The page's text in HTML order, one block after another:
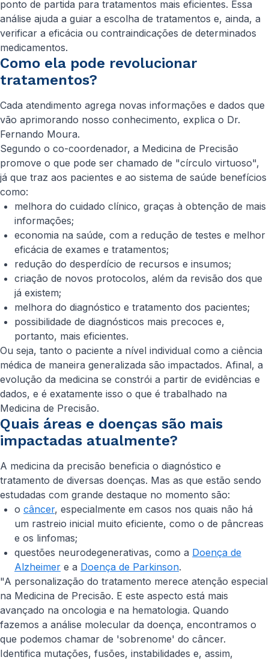
ponto de partida para tratamentos mais eficientes. Essa
análise ajuda a guiar a escolha de tratamentos e, ainda, a
verificar a eficácia ou contraindicações de determinados
medicamentos.
Como ela pode revolucionar
tratamentos?
Cada atendimento agrega novas informações e dados que
vão aprimorando nosso conhecimento, explica o Dr.
Fernando Moura.
Segundo o co-coordenador, a Medicina de Precisão
promove o que pode ser chamado de "círculo virtuoso",
já que traz aos pacientes e ao sistema de saúde benefícios
como:
melhora do cuidado clínico, graças à obtenção de mais
informações;
economia na saúde, com a redução de testes e melhor
eficácia de exames e tratamentos;
redução do desperdício de recursos e insumos;
criação de novos protocolos, além da revisão dos que
já existem;
melhora do diagnóstico e tratamento dos pacientes;
possibilidade de diagnósticos mais precoces e,
portanto, mais eficientes.
Ou seja, tanto o paciente a nível individual como a ciência
médica de maneira generalizada são impactados. Afinal, a
evolução da medicina se constrói a partir de evidências e
dados, e é exatamente isso o que é trabalhado na
Medicina de Precisão.
Quais áreas e doenças são mais
impactadas atualmente?
A medicina da precisão beneficia o diagnóstico e
tratamento de diversas doenças. Mas as que estão sendo
estudadas com grande destaque no momento são:
o câncer, especialmente em casos nos quais não há
um rastreio inicial muito eficiente, como o de pâncreas
e os linfomas;
questões neurodegenerativas, como a Doença de
Alzheimer e a Doença de Parkinson.
"A personalização do tratamento merece atenção especial
na Medicina de Precisão. E este aspecto está mais
avançado na oncologia e na hematologia. Quando
fazemos a análise molecular da doença, encontramos o
que podemos chamar de 'sobrenome' do câncer.
Identifica mutações, fusões, instabilidades e, assim,